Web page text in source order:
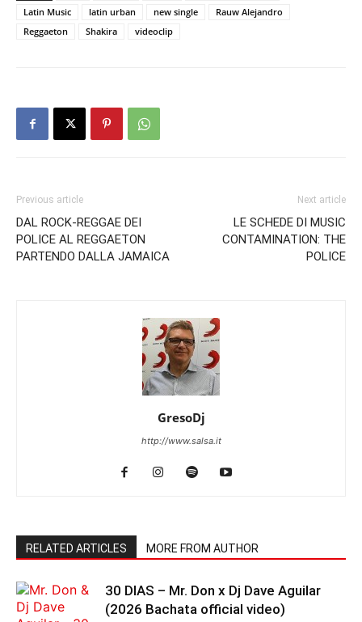
Latin Music
latin urban new single
Rauw Alejandro
Reggaeton
Shakira videoclip
Previous article
DAL ROCK-REGGAE DEI
POLICE AL REGGAETON
PARTENDO DALLA JAMAICA
Next article
LE SCHEDE DI MUSIC
CONTAMINATION: THE
POLICE
GresoDj
http://www.salsa.it
RELATED ARTICLES MORE FROM AUTHOR
30 DIAS – Mr. Don x Dj Dave Aguilar
(2026 Bachata official video)